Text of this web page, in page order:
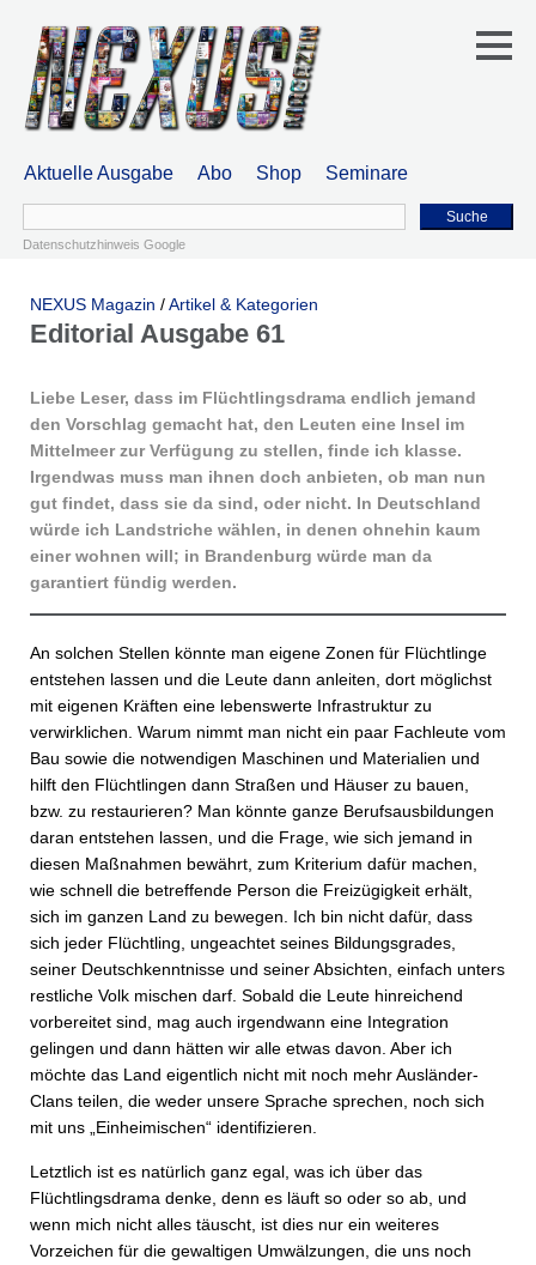
Aktuelle Ausgabe Abo Shop Seminare
Suche
Datenschutzhinweis Google
NEXUS Magazin /Artikel & Kategorien
Editorial Ausgabe 61
Liebe Leser, dass im Flüchtlingsdrama endlich jemand
den Vorschlag gemacht hat, den Leuten eine Insel im
Mittelmeer zur Verfügung zu stellen, finde ich klasse.
Irgendwas muss man ihnen doch anbieten, ob man nun
gut findet, dass sie da sind, oder nicht. In Deutschland
würde ich Landstriche wählen, in denen ohnehin kaum
einer wohnen will; in Brandenburg würde man da
garantiert fündig werden.
An solchen Stellen könnte man eigene Zonen für Flüchtlinge
entstehen lassen und die Leute dann anleiten, dort möglichst
mit eigenen Kräften eine lebenswerte Infrastruktur zu
verwirklichen. Warum nimmt man nicht ein paar Fachleute vom
Bau sowie die notwendigen Maschinen und Materialien und
hilft den Flüchtlingen dann Straßen und Häuser zu bauen,
bzw. zu restaurieren? Man könnte ganze Berufsausbildungen
daran entstehen lassen, und die Frage, wie sich jemand in
diesen Maßnahmen bewährt, zum Kriterium dafür machen,
wie schnell die betreffende Person die Freizügigkeit erhält,
sich im ganzen Land zu bewegen. Ich bin nicht dafür, dass
sich jeder Flüchtling, ungeachtet seines Bildungsgrades,
seiner Deutschkenntnisse und seiner Absichten, einfach unters
restliche Volk mischen darf. Sobald die Leute hinreichend
vorbereitet sind, mag auch irgendwann eine Integration
gelingen und dann hätten wir alle etwas davon. Aber ich
möchte das Land eigentlich nicht mit noch mehr Ausländer-
Clans teilen, die weder unsere Sprache sprechen, noch sich
mit uns „Einheimischen“ identifizieren.
Letztlich ist es natürlich ganz egal, was ich über das
Flüchtlingsdrama denke, denn es läuft so oder so ab, und
wenn mich nicht alles täuscht, ist dies nur ein weiteres
Vorzeichen für die gewaltigen Umwälzungen, die uns noch